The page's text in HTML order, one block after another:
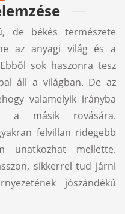
de békés természete
az anyagi világ és a
sok haszonra tesz
áll a világban. De az
valamelyik irányba
a másik rovására.
felvillan ridegebb
unatkozhat mellette.
sikkerrel tud járni
jószándékú